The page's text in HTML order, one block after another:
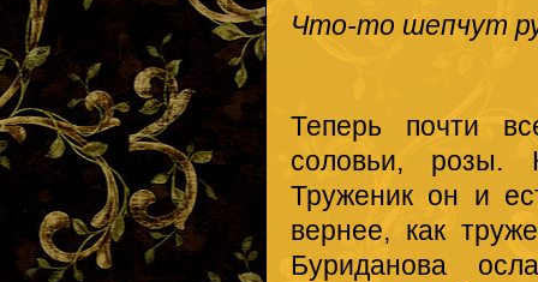
Что-то шепчут
Теперь почти
соловьи, розы.
Труженик он и
вернее, как
Буриданова